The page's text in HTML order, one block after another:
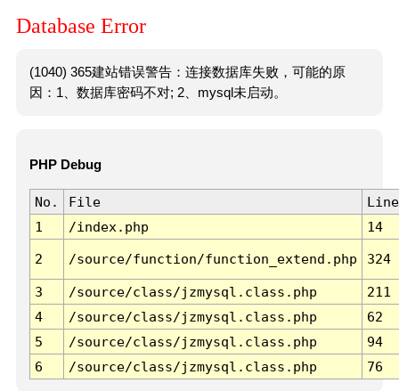
Database Error
(1040) 365建站错误警告：连接数据库失败，可能的原
因：1、数据库密码不对; 2、mysql未启动。
PHP Debug
No. File
Line
1
/index.php 14
2 /source/function/function_extend.php 324
3 /source/class/jzmysql.class.php
211
4
/source/class/jzmysql.class.php
62
5
/source/class/jzmysql.class.php
94
6
/source/class/jzmysql.class.php 76